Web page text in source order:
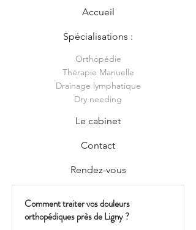
Accueil
Spécialisations :
Orthopédie
Thérapie Manuelle
Drainage lymphatique
Dry needing
Le cabinet
Contact
Rendez-vous
Comment traiter vos douleurs
orthopédiques près de Ligny ?